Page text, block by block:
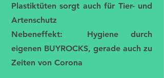
Plastiktüten sorgt auch für Tier- und
Artenschutz
Nebeneffekt: Hygiene durch
eigenen BUYROCKS, gerade auch zu
Zeiten von Corona